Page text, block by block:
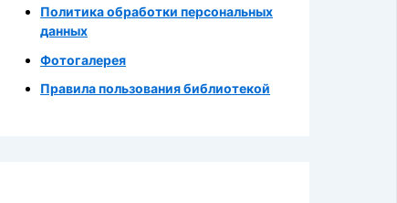
Политика обработки персональных
данных
Фотогалерея
Правила пользования библиотекой